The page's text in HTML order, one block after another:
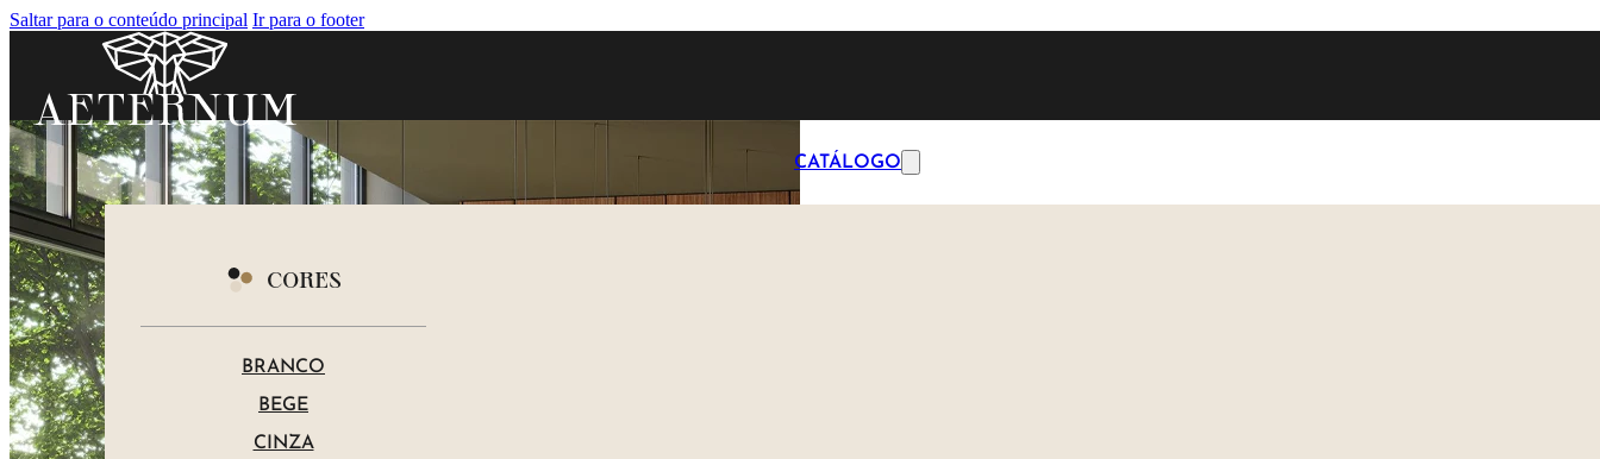
Saltar para o conteúdo principal Ir para o footer
CATÁLOGO
CORES
BRANCO
BEGE
CINZA